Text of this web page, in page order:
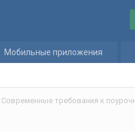
Мобильные приложения
Современные требования к